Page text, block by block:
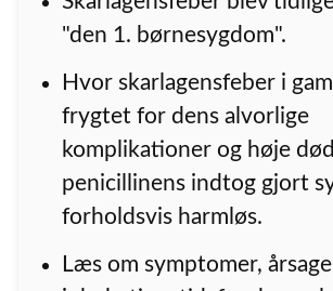
"den 1. børnesygdom".
Hvor skarlagensfeber i
frygtet for dens alvorlige
komplikationer og høje
penicillinens indtog gjort
forholdsvis harmløs.
Læs om symptomer,